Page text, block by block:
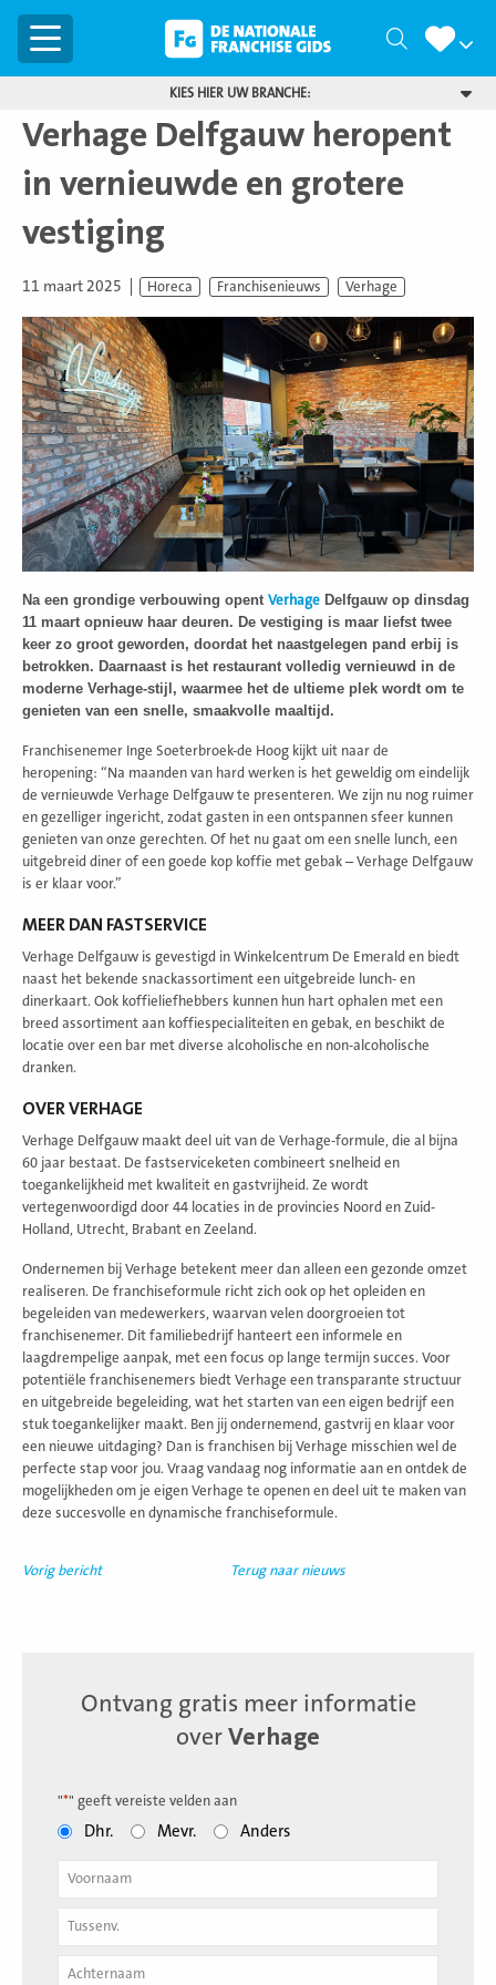
Menu Zoeken
KIES HIER UW BRANCHE:
Verhage Delfgauw heropent
in vernieuwde en grotere
vestiging
11 maart 2025 Horeca Franchisenieuws Verhage
Na een grondige verbouwing opent Verhage Delfgauw op dinsdag
11 maart opnieuw haar deuren. De vestiging is maar liefst twee
keer zo groot geworden, doordat het naastgelegen pand erbij is
betrokken. Daarnaast is het restaurant volledig vernieuwd in de
moderne Verhage-stijl, waarmee het de ultieme plek wordt om te
genieten van een snelle, smaakvolle maaltijd.
Franchisenemer Inge Soeterbroek-de Hoog kijkt uit naar de
heropening: “Na maanden van hard werken is het geweldig om eindelijk
de vernieuwde Verhage Delfgauw te presenteren. We zijn nu nog ruimer
en gezelliger ingericht, zodat gasten in een ontspannen sfeer kunnen
genieten van onze gerechten. Of het nu gaat om een snelle lunch, een
uitgebreid diner of een goede kop koffie met gebak – Verhage Delfgauw
is er klaar voor.”
MEER DAN FASTSERVICE
Verhage Delfgauw is gevestigd in Winkelcentrum De Emerald en biedt
naast het bekende snackassortiment een uitgebreide lunch- en
dinerkaart. Ook koffieliefhebbers kunnen hun hart ophalen met een
breed assortiment aan koffiespecialiteiten en gebak, en beschikt de
locatie over een bar met diverse alcoholische en non-alcoholische
dranken.
OVER VERHAGE
Verhage Delfgauw maakt deel uit van de Verhage-formule, die al bijna
60 jaar bestaat. De fastserviceketen combineert snelheid en
toegankelijkheid met kwaliteit en gastvrijheid. Ze wordt
vertegenwoordigd door 44 locaties in de provincies Noord en Zuid-
Holland, Utrecht, Brabant en Zeeland.
Ondernemen bij Verhage betekent meer dan alleen een gezonde omzet
realiseren. De franchiseformule richt zich ook op het opleiden en
begeleiden van medewerkers, waarvan velen doorgroeien tot
franchisenemer. Dit familiebedrijf hanteert een informele en
laagdrempelige aanpak, met een focus op lange termijn succes. Voor
potentiële franchisenemers biedt Verhage een transparante structuur
en uitgebreide begeleiding, wat het starten van een eigen bedrijf een
stuk toegankelijker maakt. Ben jij ondernemend, gastvrij en klaar voor
een nieuwe uitdaging? Dan is franchisen bij Verhage misschien wel de
perfecte stap voor jou. Vraag vandaag nog informatie aan en ontdek de
mogelijkheden om je eigen Verhage te openen en deel uit te maken van
deze succesvolle en dynamische franchiseformule.
Vorig bericht Terug naar nieuws
Ontvang gratis meer informatie
over Verhage
"*" geeft vereiste velden aan
Dhr. Mevr. Anders